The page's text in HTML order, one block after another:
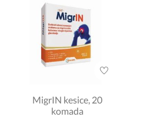
MigrIN kesice, 20
komada